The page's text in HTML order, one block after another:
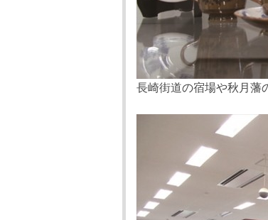
長崎街道の宿場や秋月藩